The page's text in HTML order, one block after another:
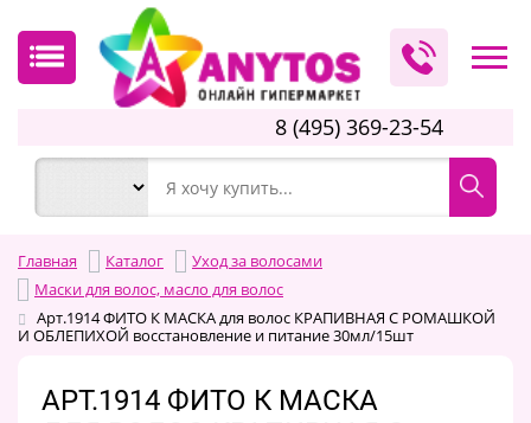
8 (495) 369-23-54
Главная Каталог
Уход за волосами
Маски для волос, масло для волос
Арт.1914 ФИТО К МАСКА для волос КРАПИВНАЯ С РОМАШКОЙ
И ОБЛЕПИХОЙ восстановление и питание 30мл/15шт
АРТ.1914 ФИТО К МАСКА